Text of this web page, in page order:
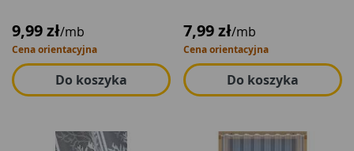
9,99 zł/mb
Cena orientacyjna
Do koszyka
7,99 zł/mb
Cena orientacyjna
Do koszyka